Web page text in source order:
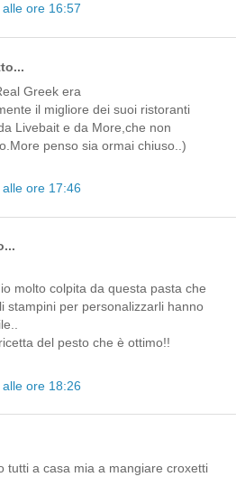
ore 16:57
Greek era
il migliore dei suoi ristoranti
Livebait e da More,che non
penso sia ormai chiuso..)
ore 17:46
molto colpita da questa pasta che
stampini per personalizzarli hanno
del pesto che è ottimo!!
ore 18:26
tutti a casa mia a mangiare croxetti